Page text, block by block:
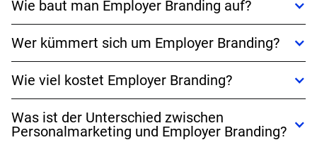
Wie baut man Employer Branding auf?
Wer kümmert sich um Employer Branding?
Wie viel kostet Employer Branding?
Was ist der Unterschied zwischen
Personalmarketing und Employer Branding?